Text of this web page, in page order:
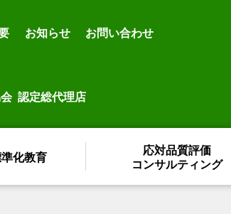
お知らせ お問い合わせ
認定総代理店
化教育
応対品質評価
コンサルティング